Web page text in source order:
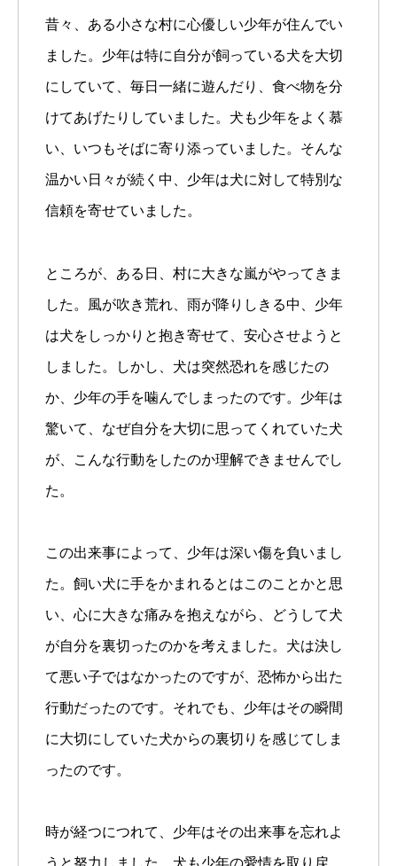
昔々、ある小さな村に心優しい少年が住んでい
ました。少年は特に自分が飼っている犬を大切
にしていて、毎日一緒に遊んだり、食べ物を分
けてあげたりしていました。犬も少年をよく慕
い、いつもそばに寄り添っていました。そんな
温かい日々が続く中、少年は犬に対して特別な
信頼を寄せていました。
ところが、ある日、村に大きな嵐がやってきま
した。風が吹き荒れ、雨が降りしきる中、少年
は犬をしっかりと抱き寄せて、安心させようと
しました。しかし、犬は突然恐れを感じたの
か、少年の手を噛んでしまったのです。少年は
驚いて、なぜ自分を大切に思ってくれていた犬
が、こんな行動をしたのか理解できませんでし
た。
この出来事によって、少年は深い傷を負いまし
た。飼い犬に手をかまれるとはこのことかと思
い、心に大きな痛みを抱えながら、どうして犬
が自分を裏切ったのかを考えました。犬は決し
て悪い子ではなかったのですが、恐怖から出た
行動だったのです。それでも、少年はその瞬間
に大切にしていた犬からの裏切りを感じてしま
ったのです。
時が経つにつれて、少年はその出来事を忘れよ
うと努力しました。犬も少年の愛情を取り戻